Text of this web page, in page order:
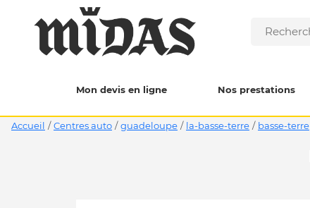
Mon devis en ligne Nos prestations
Accueil / Centres auto / guadeloupe / la-basse-terre / basse-terre